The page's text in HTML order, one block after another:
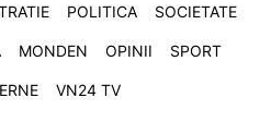
POLITICA SOCIETATE
MONDEN OPINII SPORT
VN24 TV